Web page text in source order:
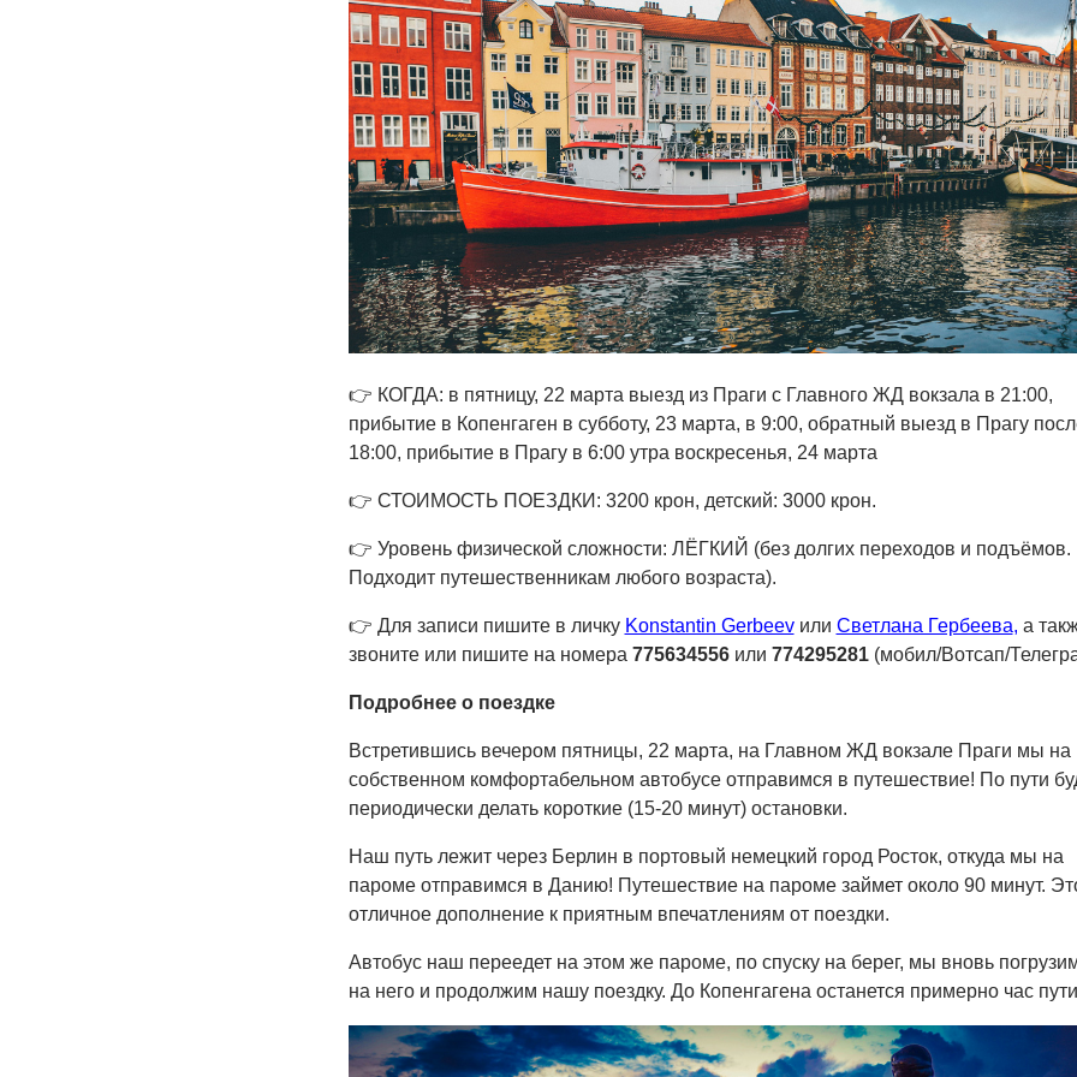
👉 КОГДА: в пятницу, 22 марта выезд из Праги с Главного ЖД вокзала в 21:00,
прибытие в Копенгаген в субботу, 23 марта, в 9:00, обратный выезд в Прагу
18:00, прибытие в Прагу в 6:00 утра воскресенья, 24 марта
👉 СТОИМОСТЬ ПОЕЗДКИ: 3200 крон, детский: 3000 крон.
👉 Уровень физической сложности: ЛЁГКИЙ (без долгих переходов и подъёмов.
Подходит путешественникам любого возраста).
👉 Для записи пишите в личку Konstantin Gerbeevили Светлана Гербеева, а
звоните или пишите на номера 775634556или 774295281 (мобил/Вотсап/
Подробнее о поездке
Встретившись вечером пятницы, 22 марта, на Главном ЖД вокзале Праги мы на
собственном комфортабельном автобусе отправимся в путешествие! По пути
периодически делать короткие (15-20 минут) остановки.
Наш путь лежит через Берлин в портовый немецкий город Росток, откуда мы на
пароме отправимся в Данию! Путешествие на пароме займет около 90 минут.
отличное дополнение к приятным впечатлениям от поездки.
Автобус наш переедет на этом же пароме, по спуску на берег, мы вновь
на него и продолжим нашу поездку. До Копенгагена останется примерно час